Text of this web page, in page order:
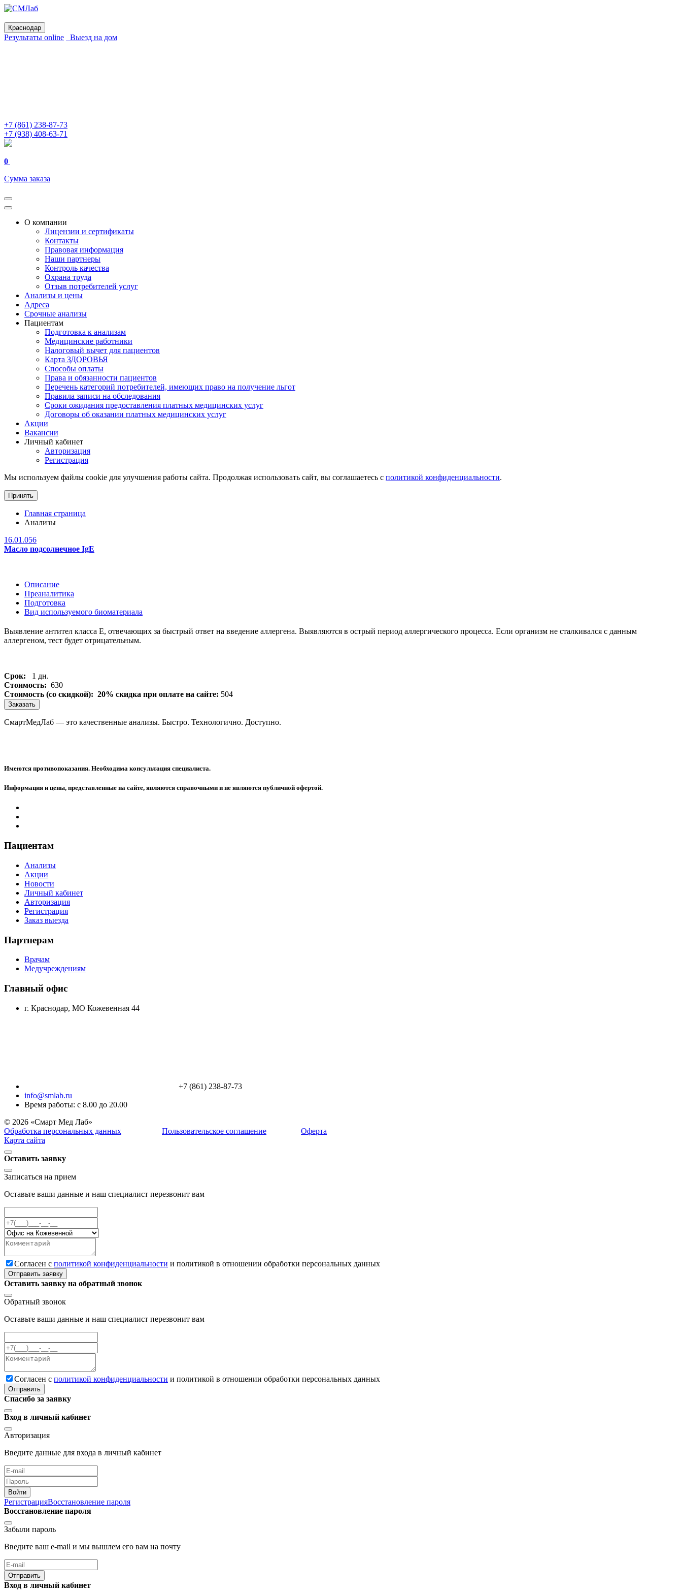
Краснодар
Результаты online Выезд на дом
+7 (861) 238-87-73
+7 (938) 408-63-71
0
Сумма заказа
О компании
Лицензии и сертификаты
Контакты
Правовая информация
Наши партнеры
Контроль качества
Охрана труда
Отзыв потребителей услуг
Анализы и цены
Адреса
Срочные анализы
Пациентам
Подготовка к анализам
Медицинские работники
Налоговый вычет для пациентов
Карта ЗДОРОВЬЯ
Способы оплаты
Права и обязанности пациентов
Перечень категорий потребителей, имеющих право на получение льгот
Правила записи на обследования
Сроки ожидания предоставления платных медицинских услуг
Договоры об оказании платных медицинских услуг
Акции
Вакансии
Личный кабинет
Авторизация
Регистрация
Мы используем файлы cookie для улучшения работы сайта. Продолжая использовать сайт, вы соглашаетесь с политикой конфиденциальности.
Принять
Главная страница
Анализы
16.01.056
Масло подсолнечное IgE
Описание
Преаналитика
Подготовка
Вид используемого биоматериала
Выявление антител класса Е, отвечающих за быстрый ответ на введение аллергена. Выявляются в острый период аллергического процесса. Если организм не сталкивался с данным
аллергеном, тест будет отрицательным.
Срок:
1 дн.
Стоимость: 630
Стоимость (со скидкой): 20% скидка при оплате на сайте: 504
Заказать
СмартМедЛаб — это качественные анализы. Быстро. Технологично. Доступно.
Имеются противопоказания. Необходима консультация специалиста.
Информация и цены, представленные на сайте, являются справочными и не являются публичной офертой.
Пациентам
Анализы
Акции
Новости
Личный кабинет
Авторизация
Регистрация
Заказ выезда
Партнерам
Врачам
Медучреждениям
Главный офис
г. Краснодар, МО Кожевенная 44
+7 (861) 238-87-73
info@smlab.ru
Время работы: с 8.00 до 20.00
© 2026 «Смарт Мед Лаб»
Обработка персональных данных
Пользовательское соглашение
Оферта
Карта сайта
Оставить заявку
Записаться на прием
Оставьте ваши данные и наш специалист перезвонит вам
Cогласен с политикой конфиденциальности и политикой в отношении обработки персональных данных
Отправить заявку
Оставить заявку на обратный звонок
Обратный звонок
Оставьте ваши данные и наш специалист перезвонит вам
Cогласен с политикой конфиденциальности и политикой в отношении обработки персональных данных
Отправить
Спасибо за заявку
Вход в личный кабинет
Авторизация
Введите данные для входа в личный кабинет
Войти
РегистрацияВосстановление пароля
Восстановление пароля
Забыли пароль
Введите ваш e-mail и мы вышлем его вам на почту
Отправить
Вход в личный кабинет